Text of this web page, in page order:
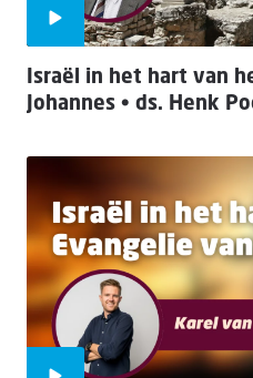
Israël in het hart van
Johannes • ds. Henk